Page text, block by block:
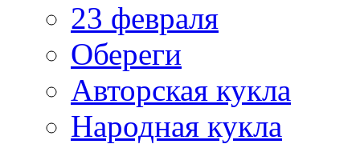
23 февраля
Обереги
Авторская кукла
Народная кукла